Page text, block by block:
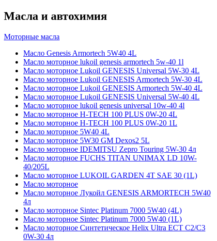
Масла и автохимия
Моторные масла
Масло Genesis Armortech 5W40 4L
Масло моторное lukoil genesis armortech 5w-40 1l
Масло моторное Lukoil GENESIS Universal 5W-30 4L
Масло моторное Lukoil GENESIS Armortech 5W-30 4L
Масло моторное Lukoil GENESIS Armortech 5W-40 4L
Масло моторное Lukoil GENESIS Universal 5W-40 4L
Масло моторное lukoil genesis universal 10w-40 4l
Масло моторное H-TECH 100 PLUS 0W-20 4L
Масло моторное H-TECH 100 PLUS 0W-20 1L
Масло моторное 5W40 4L
Масло моторное 5W30 GM Dexos2 5L
Масло моторное IDEMITSU Zepro Touring 5W-30 4л
Масло моторное FUCHS TITAN UNIMAX LD 10W-
40/205L
Масло моторное LUKOIL GARDEN 4Т SAE 30 (1L)
Масло моторное
Масло моторное Лукойл GENESIS ARMORTECH 5W40
4л
Масло моторное Sintec Platinum 7000 5W40 (4L)
Масло моторное Sintec Platinum 7000 5W40 (1L)
Масло моторное Синтетическое Helix Ultra ECT C2/C3
0W-30 4л